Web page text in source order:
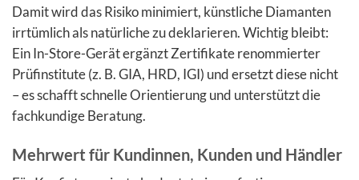
Damit wird das Risiko minimiert, künstliche Diamanten
irrtümlich als natürliche zu deklarieren. Wichtig bleibt:
Ein In-Store-Gerät ergänzt Zertifikate renommierter
Prüfinstitute (z. B. GIA, HRD, IGI) und ersetzt diese nicht
– es schafft schnelle Orientierung und unterstützt die
fachkundige Beratung.
Mehrwert für Kundinnen, Kunden und Händler